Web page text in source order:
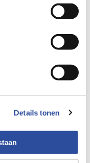
Details tonen